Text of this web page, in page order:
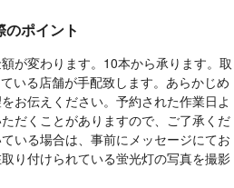
ポイント
が変わります。10本から承ります。取
いる店舗が手配致します。あらかじめ
お伝えください。予約された作業日よ
だくことがありますので、ご了承くだ
いる場合は、事前にメッセージにてお
り付けられている蛍光灯の写真を撮影